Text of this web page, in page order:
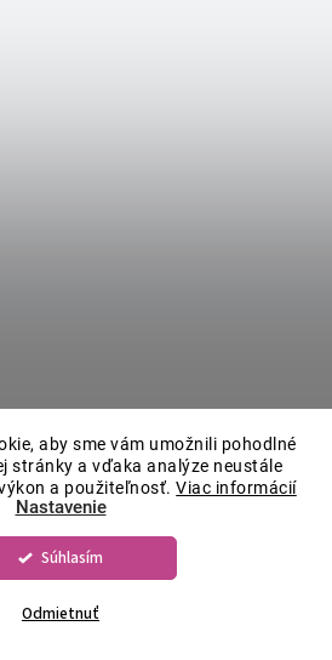
aby sme vám umožnili pohodlné
stránky a vďaka analýze neustále
a použiteľnosť.Viac informácií
Nastavenie
Odmietnuť
Súhlasím